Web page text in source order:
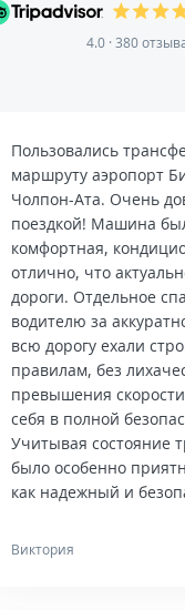
4.0 · 380
Пользовались
маршруту аэропорт
Чолпон-Ата. Очень
поездкой! Машина
комфортная,
отлично, что
дороги. Отдельное
водителю за
всю дорогу ехали
правилам, без
превышения
себя в полной
Учитывая состояние
было особенно
как надежный и
Виктория